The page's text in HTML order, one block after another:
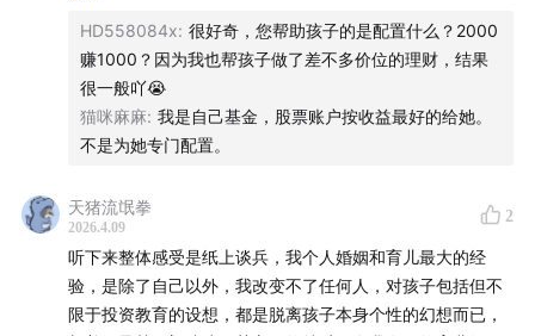
传统“砸锅卖铁也要供读书”的金钱观，带来了什么问
潮汕、福建等南方商业家庭长大的小孩，更容易开
启早期社会化
29:17 循序渐进的财商教育：6岁感知波动，10岁参与决
策，青少年时期拥有独立操作权
孩子账户里的“攻”与“守”：科技成长+生活场景
钱，本身是中性的。仅仅是一个载体，是你对外界所有事物
的一个映射。
教孩子认识钱的价值，而不是为了钱付出一切。父母要对钱
祛魅，背后有规则，但是钱不是行事和做事情的唯一目的。
财商教育不能单纯的跟投资放在一块儿。本质上还是一个社
会化的过程。
父母没有特别社会化，对真实世界的商业规则理解不够深
刻，对孩子帮助有限；
父母社会化，但不愿意让孩子社会化。
我问她是继续投资还是把钱取出来，她选择先把赚到的1000
块抽回去。尝到甜头之后，她对投资更有信心了，后来又陆
陆续续拿了19000块给我，一起投入股市和基金。
她还特别得意地跟外公炫耀：“你看我天天上学，我还在赚钱
有股票呢！”
后来有几天行情不好，亏了不少，我跟她说了之后，她还挺
懂事，说玩投资心理承受能力要好，要玩得起。我也跟她约
定，如果行情不那么好，她可以继续把钱放在我这里，我按
HD558084x: 很好奇，您帮助孩子的是配置什么？2000
赚1000？因为我也帮孩子做了差不多价位的理财，结果
很一般吖😭
猫咪麻麻: 我是自己基金，股票账户按收益最好的给她。
不是为她专门配置。
天猪流氓拳
2026.4.09
2
听下来整体感受是纸上谈兵，我个人婚姻和育儿最大的经
验，是除了自己以外，我改变不了任何人，对孩子包括但不
限于投资教育的设想，都是脱离孩子本身个性的幻想而已，